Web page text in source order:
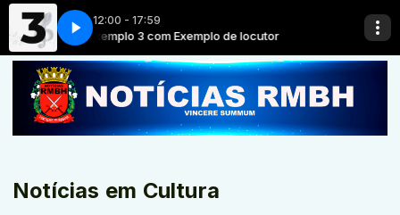
12:00 - 17:59
Exemplo 3 com Exemplo de locutor Exemplo 3 com
Exemplo 4 com Exemplo de locutora Exemplo 4 com
Notícias em Cultura